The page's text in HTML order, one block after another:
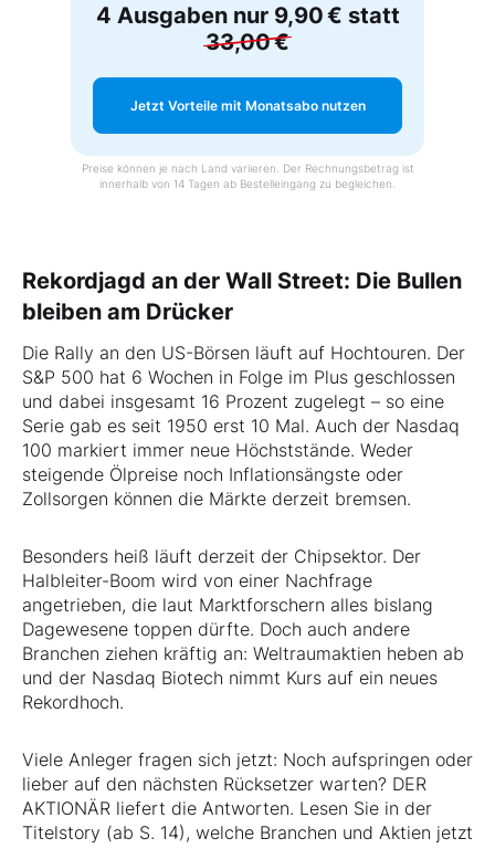
4 Ausgaben nur 9,90 € statt
33,00 €
Jetzt Vorteile mit Monatsabo nutzen
Preise können je nach Land variieren. Der Rechnungsbetrag ist
innerhalb von 14 Tagen ab Bestelleingang zu begleichen.
Rekordjagd an der Wall Street: Die Bullen
bleiben am Drücker
Die Rally an den US-Börsen läuft auf Hochtouren. Der
S&P 500 hat 6 Wochen in Folge im Plus geschlossen
und dabei insgesamt 16 Prozent zugelegt – so eine
Serie gab es seit 1950 erst 10 Mal. Auch der Nasdaq
100 markiert immer neue Höchststände. Weder
steigende Ölpreise noch Inflationsängste oder
Zollsorgen können die Märkte derzeit bremsen.
Besonders heiß läuft derzeit der Chipsektor. Der
Halbleiter-Boom wird von einer Nachfrage
angetrieben, die laut Marktforschern alles bislang
Dagewesene toppen dürfte. Doch auch andere
Branchen ziehen kräftig an: Weltraumaktien heben ab
und der Nasdaq Biotech nimmt Kurs auf ein neues
Rekordhoch.
Viele Anleger fragen sich jetzt: Noch aufspringen oder
lieber auf den nächsten Rücksetzer warten? DER
AKTIONÄR liefert die Antworten. Lesen Sie in der
Titelstory (ab S. 14), welche Branchen und Aktien jetzt